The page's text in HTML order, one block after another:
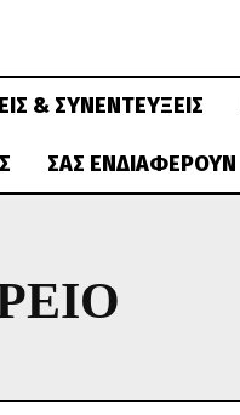
& ΣΥΝΕΝΤΕΎΞΕΙΣ
ΣΑΣ ΕΝΔΙΑΦΈΡΟΥΝ